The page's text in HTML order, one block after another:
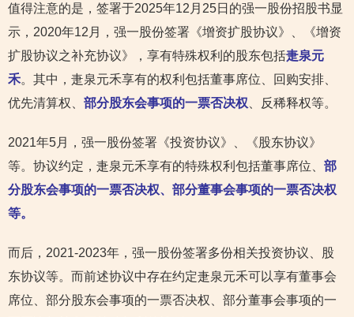
值得注意的是，签署于2025年12月25日的强一股份招股书显
示，2020年12月，强一股份签署《增资扩股协议》、《增资
扩股协议之补充协议》，享有特殊权利的股东包括疌泉元
禾。其中，疌泉元禾享有的权利包括董事席位、回购安排、
优先清算权、 部分股东会事项的一票否决权 、反稀释权等。
2021年5月，强一股份签署《投资协议》、《股东协议》
等。协议约定，疌泉元禾享有的特殊权利包括董事席位、 部
分股东会事项的一票否决权、部分董事会事项的一票否决权
等。
而后，2021-2023年，强一股份签署多份相关投资协议、股
东协议等。而前述协议中存在约定疌泉元禾可以享有董事会
席位、部分股东会事项的一票否决权、部分董事会事项的一